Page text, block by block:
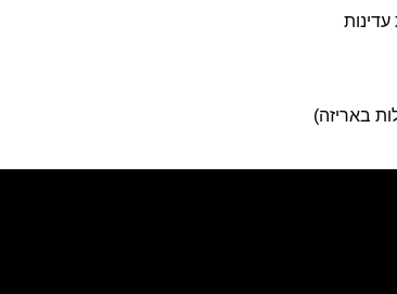
עדינות
באריזה)